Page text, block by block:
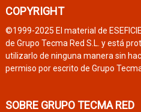
COPYRIGHT
©1999-2025 El material de
de Grupo Tecma Red S.L. y está
utilizarlo de ninguna manera sin
permiso por escrito de Grupo Tecma
SOBRE GRUPO TECMA RED